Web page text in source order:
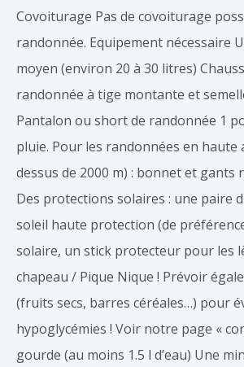
Covoiturage Pas de covoiturage
randonnée. Equipement nécessaire
moyen (environ 20 à 30 litres)
randonnée à tige montante et
Pantalon ou short de randonnée 1
pluie. Pour les randonnées en haute
dessus de 2000 m) : bonnet et gants
Des protections solaires : une paire
soleil haute protection (de
solaire, un stick protecteur pour les
chapeau / Pique Nique ! Prévoir
(fruits secs, barres céréales…) pour
hypoglycémies ! Voir notre page «
gourde (au moins 1.5 l d’eau) Une